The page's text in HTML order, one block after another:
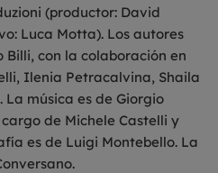
(productor: David
Luca Motta). Los autores
con la colaboración en
Ilenia Petracalvina, Shaila
La música es de Giorgio
de Michele Castelli y
es de Luigi Montebello. La